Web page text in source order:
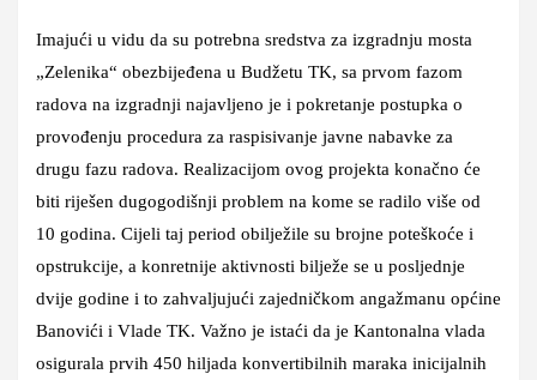
Imajući u vidu da su potrebna sredstva za izgradnju mosta
„Zelenika“ obezbijeđena u Budžetu TK, sa prvom fazom
radova na izgradnji najavljeno je i pokretanje postupka o
provođenju procedura za raspisivanje javne nabavke za
drugu fazu radova. Realizacijom ovog projekta konačno će
biti riješen dugogodišnji problem na kome se radilo više od
10 godina. Cijeli taj period obilježile su brojne poteškoće i
opstrukcije, a konretnije aktivnosti bilježe se u posljednje
dvije godine i to zahvaljujući zajedničkom angažmanu općine
Banovići i Vlade TK. Važno je istaći da je Kantonalna vlada
osigurala prvih 450 hiljada konvertibilnih maraka inicijalnih